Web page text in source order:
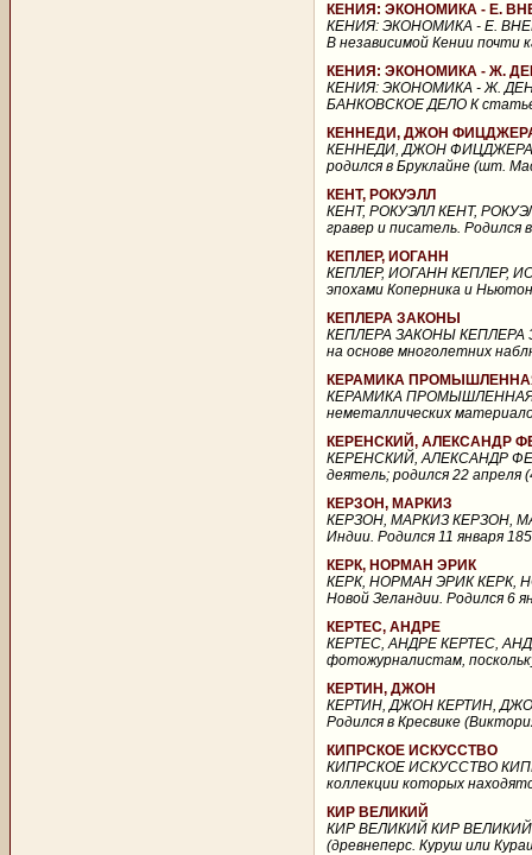
КЕНИЯ: ЭКОНОМИКА - Е.
КЕНИЯ: ЭКОНОМИКА - Е.
В независимой Кении почти
КЕНИЯ: ЭКОНОМИКА - Ж.
КЕНИЯ: ЭКОНОМИКА - Ж.
БАНКОВСКОЕ ДЕЛО К статье
КЕННЕДИ, ДЖОН
КЕННЕДИ, ДЖОН
родился в Бруклайне (шт.
КЕНТ, РОКУЭЛЛ
КЕНТ, РОКУЭЛЛ КЕНТ,
гравер и писатель.
КЕПЛЕР, ИОГАНН
КЕПЛЕР, ИОГАНН КЕПЛЕР,
эпохами Коперника и
КЕПЛЕРА ЗАКОНЫ
КЕПЛЕРА ЗАКОНЫ КЕПЛЕРА
на основе многолетних
КЕРАМИКА
КЕРАМИКА ПРОМЫШЛЕННАЯ
неметаллических
КЕРЕНСКИЙ, АЛЕКСАНДР
КЕРЕНСКИЙ, АЛЕКСАНДР
деятель; родился 22 апреля
КЕРЗОН, МАРКИЗ
КЕРЗОН, МАРКИЗ КЕРЗОН,
Индии. Родился 11 января
КЕРК, НОРМАН ЭРИК
КЕРК, НОРМАН ЭРИК КЕРК,
Новой Зеландии. Родился 6
КЕРТЕС, АНДРЕ
КЕРТЕС, АНДРЕ КЕРТЕС,
фотожурналистам,
КЕРТИН, ДЖОН
КЕРТИН, ДЖОН КЕРТИН, ДЖОН
Родился в Кресвике
КИПРСКОЕ ИСКУССТВО
КИПРСКОЕ ИСКУССТВО
коллекции которых
КИР ВЕЛИКИЙ
КИР ВЕЛИКИЙ КИР ВЕЛИКИЙ
(древнеперс. Куруш или